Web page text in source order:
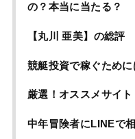
の？本当に当たる？
【丸川 亜美】の総評
競艇投資で稼ぐため
厳選！オススメサイト
中年冒険者にLINEで